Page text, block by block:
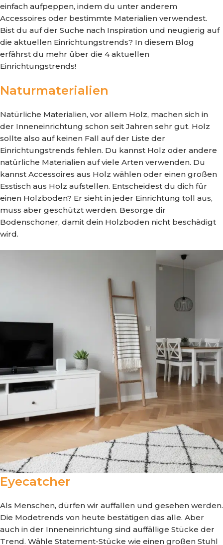
einfach aufpeppen, indem du unter anderem
Accessoires oder bestimmte Materialien verwendest.
Bist du auf der Suche nach Inspiration und neugierig auf
die aktuellen Einrichtungstrends? In diesem Blog
erfährst du mehr über die 4 aktuellen
Einrichtungstrends!
Naturmaterialien
Natürliche Materialien, vor allem Holz, machen sich in
der Inneneinrichtung schon seit Jahren sehr gut. Holz
sollte also auf keinen Fall auf der Liste der
Einrichtungstrends fehlen. Du kannst Holz oder andere
natürliche Materialien auf viele Arten verwenden. Du
kannst Accessoires aus Holz wählen oder einen großen
Esstisch aus Holz aufstellen. Entscheidest du dich für
einen Holzboden? Er sieht in jeder Einrichtung toll aus,
muss aber geschützt werden. Besorge dir
Bodenschoner, damit dein Holzboden nicht beschädigt
wird.
Eyecatcher
Als Menschen, dürfen wir auffallen und gesehen werden.
Die Modetrends von heute bestätigen das alle. Aber
auch in der Inneneinrichtung sind auffällige Stücke der
Trend. Wähle Statement-Stücke wie einen großen Stuhl